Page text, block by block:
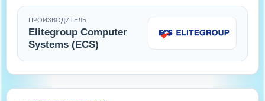
ПРОИЗВОДИТЕЛЬ
Elitegroup Computer
Systems (ECS)